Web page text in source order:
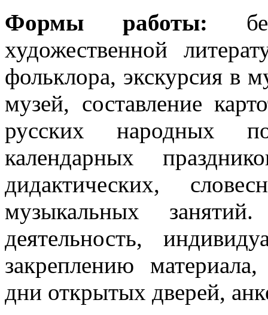
Формы работы:
художественной
фольклора, экскурсия в
музей, составление
русских народных
календарных
дидактических,
музыкальных занятий.
деятельность,
закреплению
дни открытых дверей,